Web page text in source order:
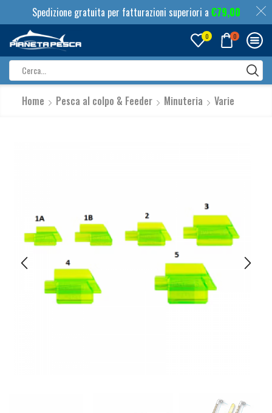
Spedizione gratuita per fatturazioni superiori a €79,00
0 0
input
Home Pesca al colpo & Feeder Minuteria Varie